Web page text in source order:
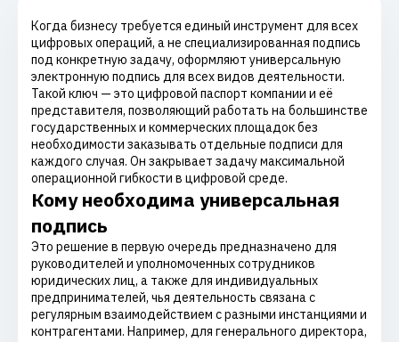
Когда бизнесу требуется единый инструмент для всех
цифровых операций, а не специализированная подпись
под конкретную задачу, оформляют универсальную
электронную подпись для всех видов деятельности.
Такой ключ — это цифровой паспорт компании и её
представителя, позволяющий работать на большинстве
государственных и коммерческих площадок без
необходимости заказывать отдельные подписи для
каждого случая. Он закрывает задачу максимальной
операционной гибкости в цифровой среде.
Кому необходима универсальная
подпись
Это решение в первую очередь предназначено для
руководителей и уполномоченных сотрудников
юридических лиц, а также для индивидуальных
предпринимателей, чья деятельность связана с
регулярным взаимодействием с разными инстанциями и
контрагентами. Например, для генерального директора,